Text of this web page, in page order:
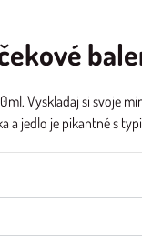
Vyskladaj si svoje
a jedlo je pikantné s